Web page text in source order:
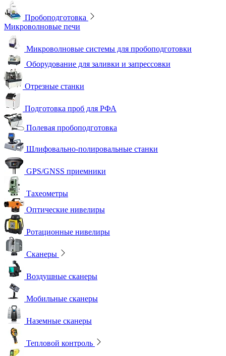
Пробоподготовка
Микроволновые печи
Микроволновые системы для пробоподготовки
Оборудование для заливки и запрессовки
Отрезные станки
Подготовка проб для РФА
Полевая пробоподготовка
Шлифовально-полировальные станки
GPS/GNSS приемники
Тахеометры
Оптические нивелиры
Ротационные нивелиры
Сканеры
Воздушные сканеры
Мобильные сканеры
Наземные сканеры
Тепловой контроль